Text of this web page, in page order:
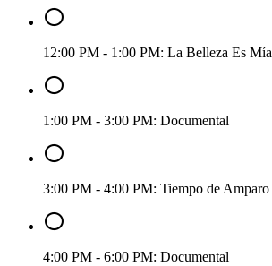
12:00 PM - 1:00 PM: La Belleza Es Mía
1:00 PM - 3:00 PM: Documental
3:00 PM - 4:00 PM: Tiempo de Amparo
4:00 PM - 6:00 PM: Documental